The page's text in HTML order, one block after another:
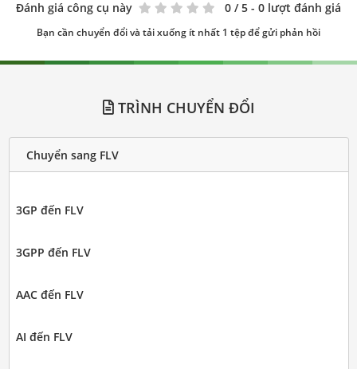
Đánh giá công cụ này 0 / 5 - 0 lượt đánh giá
Bạn cần chuyển đổi và tải xuống ít nhất 1 tệp để gửi phản hồi
TRÌNH CHUYỂN ĐỔI
Chuyển sang FLV
3GP đến FLV
3GPP đến FLV
AAC đến FLV
AI đến FLV